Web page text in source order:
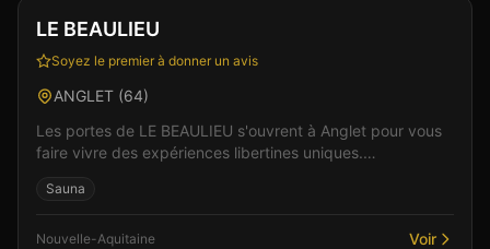
LE BEAULIEU
Soyez le premier à donner un avis
ANGLET (64)
Les portes de LE BEAULIEU s'ouvrent à Anglet pour vous
faire vivre des expériences libertines uniques.
Sauna
Nouvelle-Aquitaine Voir